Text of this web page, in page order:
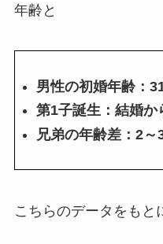
年齢と
男性の初婚年齢：
第1子誕生：結婚か
兄弟の年齢差：2
こちらのデータをもと